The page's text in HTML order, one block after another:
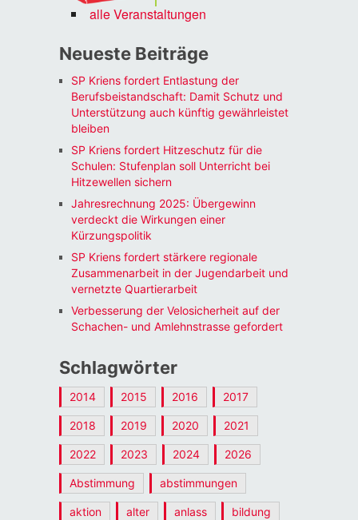
alle Veranstaltungen
Neueste Beiträge
SP Kriens fordert Entlastung der
Berufsbeistandschaft: Damit Schutz und
Unterstützung auch künftig gewährleistet
bleiben
SP Kriens fordert Hitzeschutz für die
Schulen: Stufenplan soll Unterricht bei
Hitzewellen sichern
Jahresrechnung 2025: Übergewinn
verdeckt die Wirkungen einer
Kürzungspolitik
SP Kriens fordert stärkere regionale
Zusammenarbeit in der Jugendarbeit und
vernetzte Quartierarbeit
Verbesserung der Velosicherheit auf der
Schachen- und Amlehnstrasse gefordert
Schlagwörter
2014 2015 2016 2017
2018 2019 2020 2021
2022 2023 2024 2026
Abstimmung abstimmungen
aktion alter anlass bildung